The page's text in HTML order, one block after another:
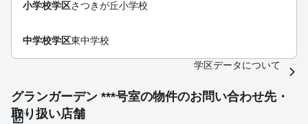
小学校学区さつきが丘小学校
中学校学区東中学校
学区データについて
グランガーデン ***号室の物件のお問い合わせ先・
取り扱い店舗